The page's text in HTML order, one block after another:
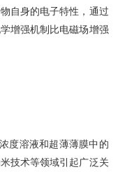
自身的电子特性，通过
增强机制比电磁场增强
度溶液和超薄薄膜中的
技术等领域引起广泛关